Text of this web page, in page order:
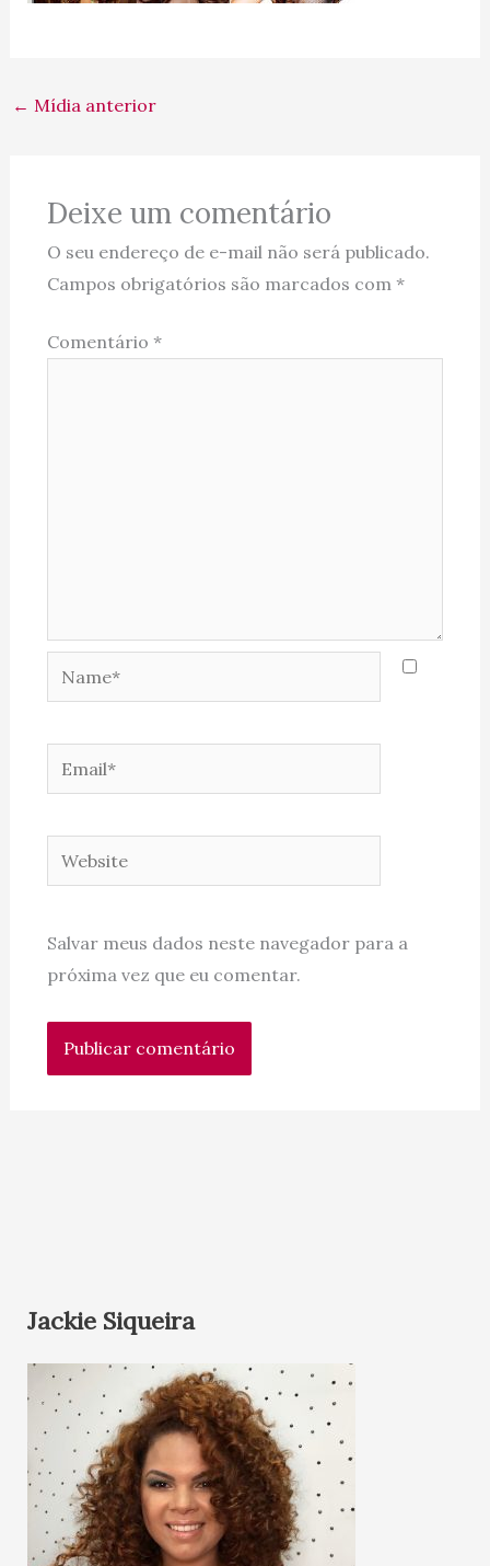
← Mídia anterior
Deixe um comentário
O seu endereço de e-mail não será publicado.
Campos obrigatórios são marcados com *
Comentário *
Name*
Email*
Website
Salvar meus dados neste navegador para a
próxima vez que eu comentar.
Jackie Siqueira